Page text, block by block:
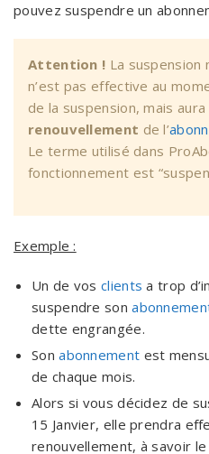
pouvez suspendre un
Attention ! La suspension
n’est pas effective au
de la suspension, mais aura
renouvellement de l’
Le terme utilisé dans
fonctionnement est
Exemple :
Un de vosclients a trop
suspendre son
dette engrangée.
Sonabonnement est
de chaque mois.
Alors si vous décidez de
15 Janvier, elle prendra
renouvellement, à savoir